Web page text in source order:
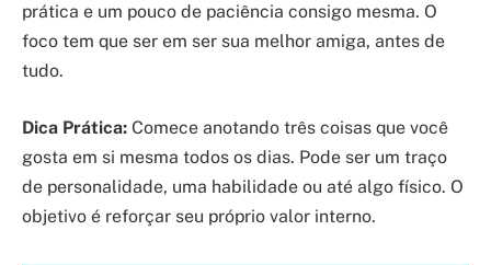
prática e um pouco de paciência consigo mesma. O
foco tem que ser em ser sua melhor amiga, antes de
tudo.
Dica Prática: Comece anotando três coisas que você
gosta em si mesma todos os dias. Pode ser um traço
de personalidade, uma habilidade ou até algo físico. O
objetivo é reforçar seu próprio valor interno.